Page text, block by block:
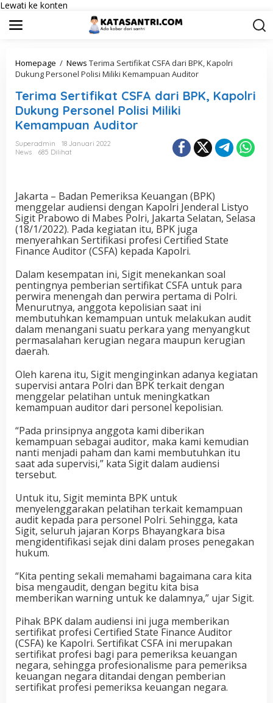
Lewati ke konten
Homepage / News Terima Sertifikat CSFA dari BPK, Kapolri
Dukung Personel Polisi Miliki Kemampuan Auditor
Terima Sertifikat CSFA dari BPK, Kapolri
Dukung Personel Polisi Miliki
Kemampuan Auditor
Superadmin
18 Januari 2022
News
685 Dilihat
Jakarta – Badan Pemeriksa Keuangan (BPK)
menggelar audiensi dengan Kapolri Jenderal Listyo
Sigit Prabowo di Mabes Polri, Jakarta Selatan, Selasa
(18/1/2022). Pada kegiatan itu, BPK juga
menyerahkan Sertifikasi profesi Certified State
Finance Auditor (CSFA) kepada Kapolri.
Dalam kesempatan ini, Sigit menekankan soal
pentingnya pemberian sertifikat CSFA untuk para
perwira menengah dan perwira pertama di Polri.
Menurutnya, anggota kepolisian saat ini
membutuhkan kemampuan untuk melakukan audit
dalam menangani suatu perkara yang menyangkut
permasalahan kerugian negara maupun kerugian
daerah.
Oleh karena itu, Sigit menginginkan adanya kegiatan
supervisi antara Polri dan BPK terkait dengan
menggelar pelatihan untuk meningkatkan
kemampuan auditor dari personel kepolisian.
“Pada prinsipnya anggota kami diberikan
kemampuan sebagai auditor, maka kami kemudian
nanti menjadi paham dan kami membutuhkan itu
saat ada supervisi,” kata Sigit dalam audiensi
tersebut.
Untuk itu, Sigit meminta BPK untuk
menyelenggarakan pelatihan terkait kemampuan
audit kepada para personel Polri. Sehingga, kata
Sigit, seluruh jajaran Korps Bhayangkara bisa
mengidentifikasi sejak dini dalam proses penegakan
hukum.
“Kita penting sekali memahami bagaimana cara kita
bisa mengaudit, dengan begitu kita bisa
memberikan warning untuk ke dalamnya,” ujar Sigit.
Pihak BPK dalam audiensi ini juga memberikan
sertifikat profesi Certified State Finance Auditor
(CSFA) ke Kapolri. Sertifikat CSFA ini merupakan
sertifikat profesi bagi para pemeriksa keuangan
negara, sehingga profesionalisme para pemeriksa
keuangan negara ditandai dengan pemberian
sertifikat profesi pemeriksa keuangan negara.